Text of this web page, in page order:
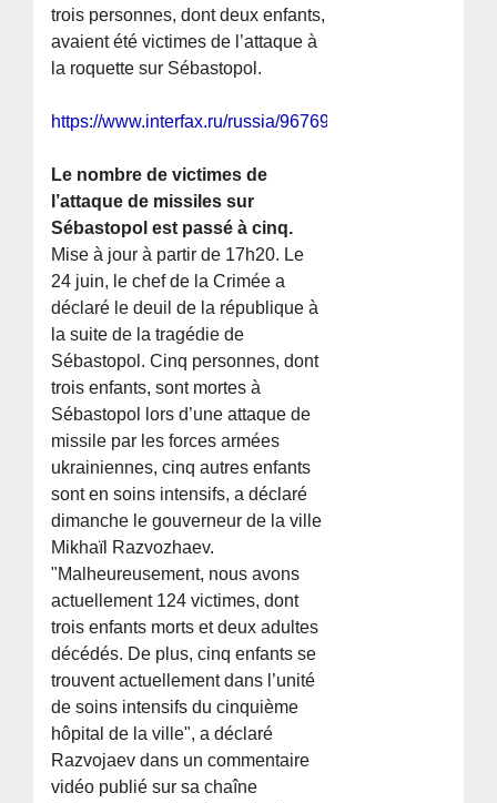
trois personnes, dont deux enfants,
avaient été victimes de l’attaque à
la roquette sur Sébastopol.
https://www.interfax.ru/russia/967693
Le nombre de victimes de
l’attaque de missiles sur
Sébastopol est passé à cinq.
Mise à jour à partir de 17h20. Le
24 juin, le chef de la Crimée a
déclaré le deuil de la république à
la suite de la tragédie de
Sébastopol. Cinq personnes, dont
trois enfants, sont mortes à
Sébastopol lors d’une attaque de
missile par les forces armées
ukrainiennes, cinq autres enfants
sont en soins intensifs, a déclaré
dimanche le gouverneur de la ville
Mikhaïl Razvozhaev.
"Malheureusement, nous avons
actuellement 124 victimes, dont
trois enfants morts et deux adultes
décédés. De plus, cinq enfants se
trouvent actuellement dans l’unité
de soins intensifs du cinquième
hôpital de la ville", a déclaré
Razvojaev dans un commentaire
vidéo publié sur sa chaîne